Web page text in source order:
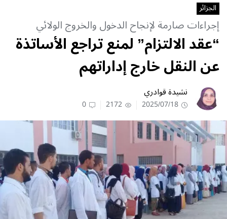
الجزائر
إجراءات صارمة لإنجاح الدخول والخروج الولائي
“عقد الالتزام” لمنع تراجع الأساتذة
عن النقل خارج إداراتهم
نشيدة قوادري
2025/07/18
2172
0